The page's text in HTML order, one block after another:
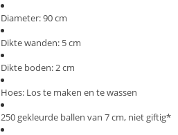
Diameter: 90 cm
Dikte wanden: 5 cm
Dikte boden: 2 cm
Hoes: Los te maken en te wassen
250 gekleurde ballen van 7 cm, niet giftig*